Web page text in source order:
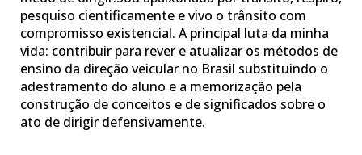
pesquiso cientificamente e vivo o trânsito com
compromisso existencial. A principal luta da minha
vida: contribuir para rever e atualizar os métodos de
ensino da direção veicular no Brasil substituindo o
adestramento do aluno e a memorização pela
construção de conceitos e de significados sobre o
ato de dirigir defensivamente.